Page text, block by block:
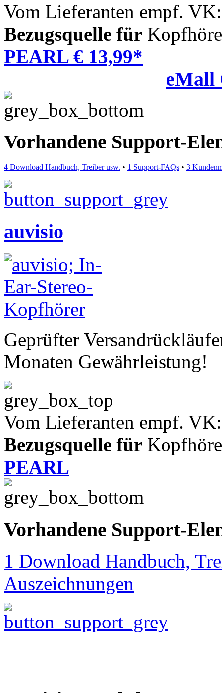
Vom Lieferanten empf.
Bezugsquelle für
PEARL € 13,99*
eMall
Vorhandene Support-
4 Download Handbuch, Treiber usw. • 1 Support-FAQs • 3
auvisio
Geprüfter
Monaten Gewährleistung!
Vom Lieferanten empf.
Bezugsquelle für
PEARL
Vorhandene Support-
1 Download Handbuch,
Auszeichnungen